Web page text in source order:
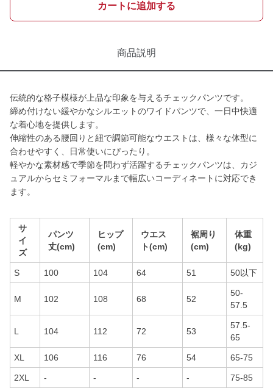
カートに追加する
商品説明
伝統的な格子模様が上品な印象を与えるチェックパンツです。
締め付けない緩やかなシルエットのワイドパンツで、一日中快適
な着心地を提供します。
伸縮性のある腰回りと紐で調節可能なウエストは、様々な体型に
合わせやすく、日常使いにぴったり。
軽やかな素材感で季節を問わず活躍するチェックパンツは、カジ
ュアルからセミフォーマルまで幅広いコーディネートに対応でき
ます。
サ
イ
ズ
パンツ
丈(cm)
ヒップ
(cm)
ウエス
ト(cm)
裾周り
(cm)
体重
(kg)
S 100 104 64 51 50以下
M 102 108 68 52
50-
57.5
L 104 112 72 53
57.5-
65
XL 106 116 76 54 65-75
2XL - - - - 75-85